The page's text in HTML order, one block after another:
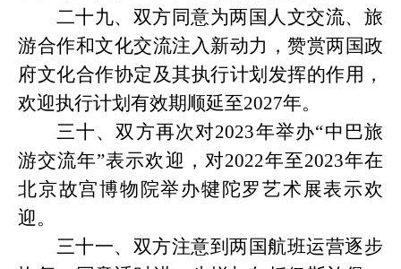
二十九、双方同意为两国人文交流、旅
游合作和文化交流注入新动力，赞赏两国政
府文化合作协定及其执行计划发挥的作用，
欢迎执行计划有效期顺延至2027年。
三十、双方再次对2023年举办“中巴旅
游交流年”表示欢迎，对2022年至2023年在
北京故宫博物院举办犍陀罗艺术展表示欢
迎。
三十一、双方注意到两国航班运营逐步